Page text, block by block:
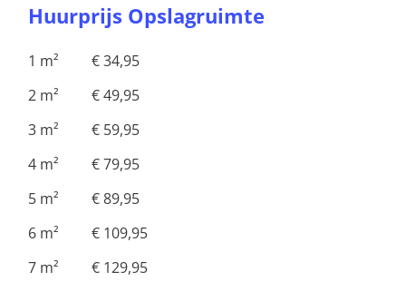
Huurprijs Opslagruimte
1 m² € 34,95
2 m² € 49,95
3 m² € 59,95
4 m² € 79,95
5 m² € 89,95
6 m² € 109,95
7 m² € 129,95